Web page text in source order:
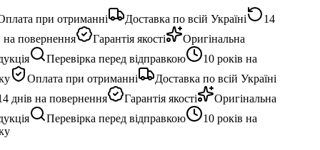
при отриманні Доставка по всій Україні
14
повернення
Гарантія якості
Оригінальна
Перевірка перед відправкою
10 років на
Оплата при отриманні
Доставка по всій Україні
днів на повернення
Гарантія якості
Оригінальна
Перевірка перед відправкою
10 років на